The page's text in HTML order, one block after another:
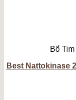
Bổ
Best Nattokinase